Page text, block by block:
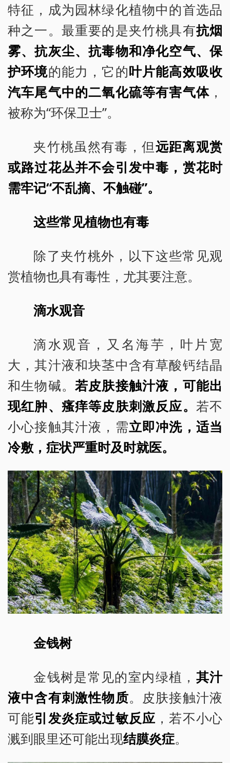
特征，成为园林绿化植物中的首选品
种之一。最重要的是夹竹桃具有抗烟
雾、抗灰尘、抗毒物和净化空气、保
护环境的能力，它的叶片能高效吸收
汽车尾气中的二氧化硫等有害气体 ，
被称为“环保卫士”。
夹竹桃虽然有毒，但远距离观赏
或路过花丛并不会引发中毒，赏花时
需牢记“不乱摘、不触碰”。
这些常见植物也有毒
除了夹竹桃外，以下这些常见观
赏植物也具有毒性，尤其要注意。
滴水观音
滴水观音，又名海芋，叶片宽
大，其汁液和块茎中含有草酸钙结晶
和生物碱。 若皮肤接触汁液，可能出
现红肿、瘙痒等皮肤刺激反应。 若不
小心接触其汁液，需立即冲洗，适当
冷敷，症状严重时及时就医。
金钱树
金钱树是常见的室内绿植， 其汁
液中含有刺激性物质。皮肤接触汁液
可能引发炎症或过敏反应 ，若不小心
溅到眼里还可能出现结膜炎症。